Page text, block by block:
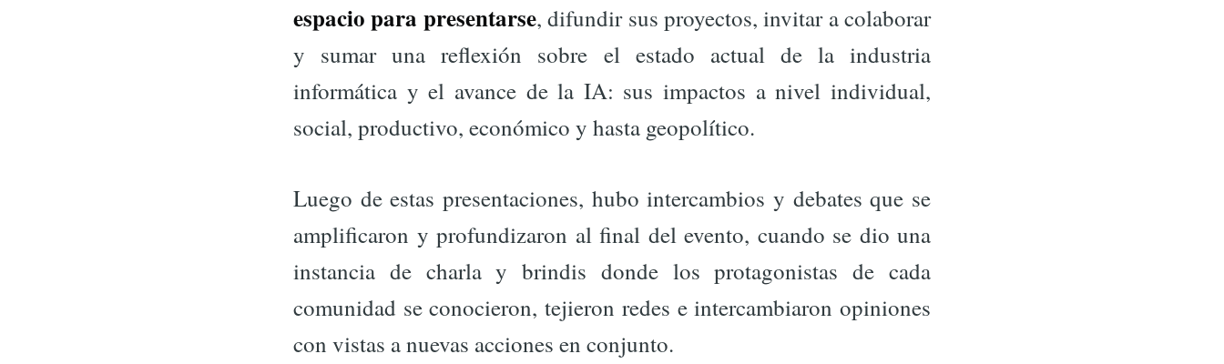
espacio para presentarse, difundir sus proyectos, invitar a colaborar
y sumar una reflexión sobre el estado actual de la industria
informática y el avance de la IA: sus impactos a nivel individual,
social, productivo, económico y hasta geopolítico.
Luego de estas presentaciones, hubo intercambios y debates que se
amplificaron y profundizaron al final del evento, cuando se dio una
instancia de charla y brindis donde los protagonistas de cada
comunidad se conocieron, tejieron redes e intercambiaron opiniones
con vistas a nuevas acciones en conjunto.